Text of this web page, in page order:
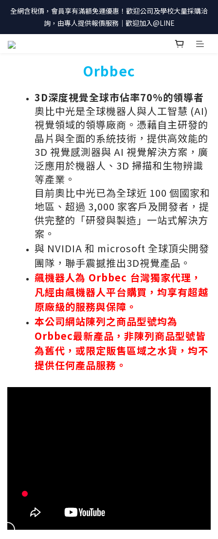
全網含稅價，會員享有滿額免運優惠！歡迎公司及學校大量採購洽
詢，由專人提供報價服務｜歡迎加入@LINE
prev
Orbbec
3D深度視覺全球市佔率70%的領導者
奧比中光是全球機器人與人工智慧 (AI)
視覺領域的領導廠商。憑藉自主研發的
晶片與全面的系統技術，提供高效能的
3D 視覺感測器與 AI 視覺解決方案，廣
泛應用於機器人、3D 掃描和生物辨識
等產業。
目前奧比中光已為全球近 100 個國家和
地區、超過 3,000 家客戶及開發者，提
供完整的「研發與製造」一站式解決方
案。
與 NVIDIA 和 microsoft 全球頂尖開發
團隊，聯手震撼推出3D視覺產品。
飆機器人為 Orbbec 台灣獨家代理，
凡經由飆機器人平台購買，均享有超越
原廠級的服務與保障。
本公司網站陳列之商品型號均為
Orbbec最新產品，非陳列商品型號皆
為舊代，或限定販售區域之水貨，均不
提供任何產品服務。